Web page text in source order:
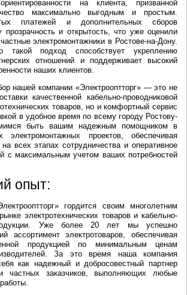
на клиента, призванной
максимально выгодным и простым.
платежей и дополнительных сборов
прозрачность и открытость, что уже оценили
электромонтажники в Ростове-на-Дону.
подход способствует укреплению
отношений и поддерживает высокий
наших клиентов.
нашей компании «Электрооптторг» — это не
качественной кабельно-проводниковой
товаров, но и комфортный сервис
в удобное время по всему городу Ростову-
быть вашим надежным помощником в
электромонтажных проектов, обеспечивая
всех этапах сотрудничества и оперативное
с максимальным учетом ваших потребностей
опыт:
гордится своим многолетним
электротехнических товаров и кабельно-
Уже более 20 лет мы успешно
ассортимент электротоваров, обеспечивая
продукцией по минимальным ценам
За это время наша компания
как надежный и добросовестный партнер
частных заказчиков, выполняющих любые